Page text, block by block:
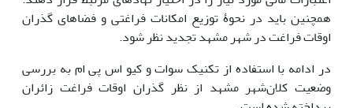
همچنین باید در نحوۀ توزیع امکانات فراغتی و فضاهای گذران
اوقات فراغت در شهر مشهد تجدید نظر شود.
در ادامه با استفاده از تکنیک سوات و کیو اس پی ام به بررسی
وضعیت کلان‌شهر مشهد از نظر گذران اوقات فراغت زائران